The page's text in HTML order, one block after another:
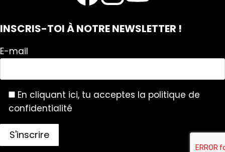
INSCRIS-TOI À NOTRE NEWSLETTER !
E-mail
En cliquant ici, tu acceptes la politique de
confidentialité